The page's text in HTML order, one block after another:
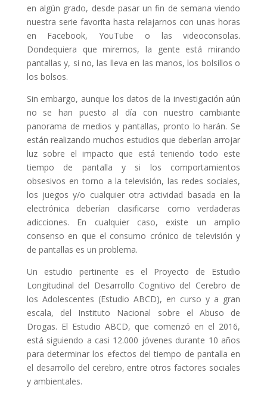
en algún grado, desde pasar un fin de semana viendo
nuestra serie favorita hasta relajarnos con unas horas
en Facebook, YouTube o las videoconsolas.
Dondequiera que miremos, la gente está mirando
pantallas y, si no, las lleva en las manos, los bolsillos o
los bolsos.
Sin embargo, aunque los datos de la investigación aún
no se han puesto al día con nuestro cambiante
panorama de medios y pantallas, pronto lo harán. Se
están realizando muchos estudios que deberían arrojar
luz sobre el impacto que está teniendo todo este
tiempo de pantalla y si los comportamientos
obsesivos en torno a la televisión, las redes sociales,
los juegos y/o cualquier otra actividad basada en la
electrónica deberían clasificarse como verdaderas
adicciones. En cualquier caso, existe un amplio
consenso en que el consumo crónico de televisión y
de pantallas es un problema.
Un estudio pertinente es el Proyecto de Estudio
Longitudinal del Desarrollo Cognitivo del Cerebro de
los Adolescentes (Estudio ABCD), en curso y a gran
escala, del Instituto Nacional sobre el Abuso de
Drogas. El Estudio ABCD, que comenzó en el 2016,
está siguiendo a casi 12.000 jóvenes durante 10 años
para determinar los efectos del tiempo de pantalla en
el desarrollo del cerebro, entre otros factores sociales
y ambientales.